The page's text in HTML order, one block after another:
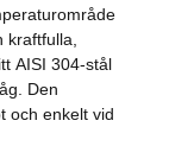
AISI 304-stål
Den
och enkelt vid